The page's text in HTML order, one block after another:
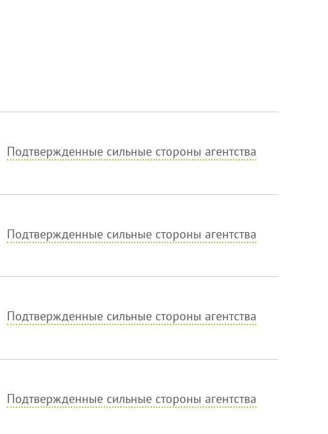
Подтвержденные сильные стороны агентства
Подтвержденные сильные стороны агентства
Подтвержденные сильные стороны агентства
Подтвержденные сильные стороны агентства